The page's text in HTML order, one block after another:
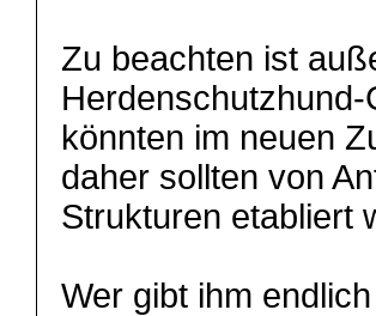
Zu beachten ist
könnten im neuen
daher sollten von
Strukturen etabliert
Wer gibt ihm